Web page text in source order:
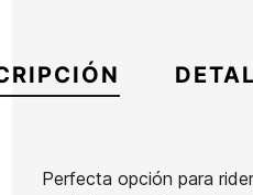
Perfecta opción para